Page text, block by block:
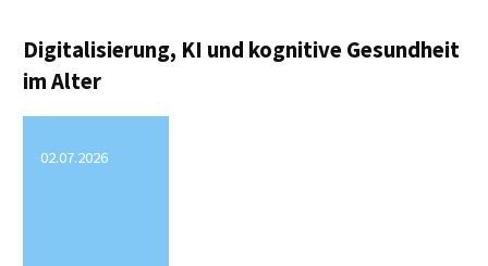
Kooperation:
Digitalisierung, KI und kognitive Gesundheit
im Alter
02.07.2026